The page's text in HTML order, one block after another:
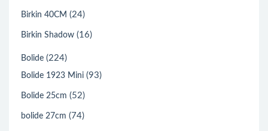
Birkin 40CM (24)
Birkin Shadow (16)
Bolide (224)
Bolide 1923 Mini (93)
Bolide 25cm (52)
bolide 27cm (74)